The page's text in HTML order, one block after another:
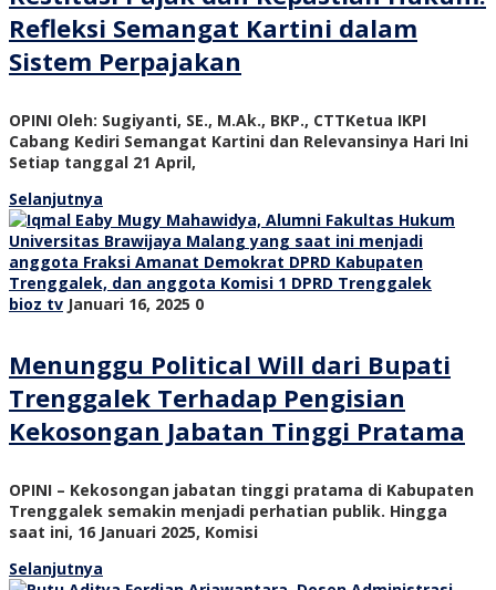
Refleksi Semangat Kartini dalam
Sistem Perpajakan
OPINI Oleh: Sugiyanti, SE., M.Ak., BKP., CTTKetua IKPI
Cabang Kediri Semangat Kartini dan Relevansinya Hari Ini
Setiap tanggal 21 April,
Selanjutnya
bioz tv Januari 16, 2025 0
Menunggu Political Will dari Bupati
Trenggalek Terhadap Pengisian
Kekosongan Jabatan Tinggi Pratama
OPINI – Kekosongan jabatan tinggi pratama di Kabupaten
Trenggalek semakin menjadi perhatian publik. Hingga
saat ini, 16 Januari 2025, Komisi
Selanjutnya